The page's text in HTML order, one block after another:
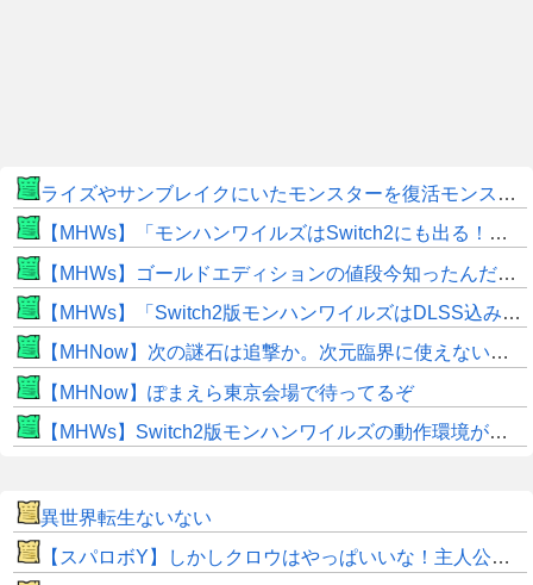
ライズやサンブレイクにいたモンスターを復活モンスターと呼ぶのはやめよう
【MHWs】「モンハンワイルズはSwitch2にも出る！」👈こいつにかけたい言葉ｗｗｗｗｗｗｗｗｗ
【MHWs】ゴールドエディションの値段今知ったんだけどやっっっっっっすwwwww
【MHWs】「Switch2版モンハンワイルズはDLSS込みで最大1440p動作」
【MHNow】次の謎石は追撃か。次元臨界に使えない時点で闘気活性以下のスキルだわ
【MHNow】ぽまえら東京会場で待ってるぞ
【MHWs】Switch2版モンハンワイルズの動作環境が判明！
異世界転生ないない
【スパロボY】しかしクロウはやっぱいいな！主人公として魅力的すぎる…！